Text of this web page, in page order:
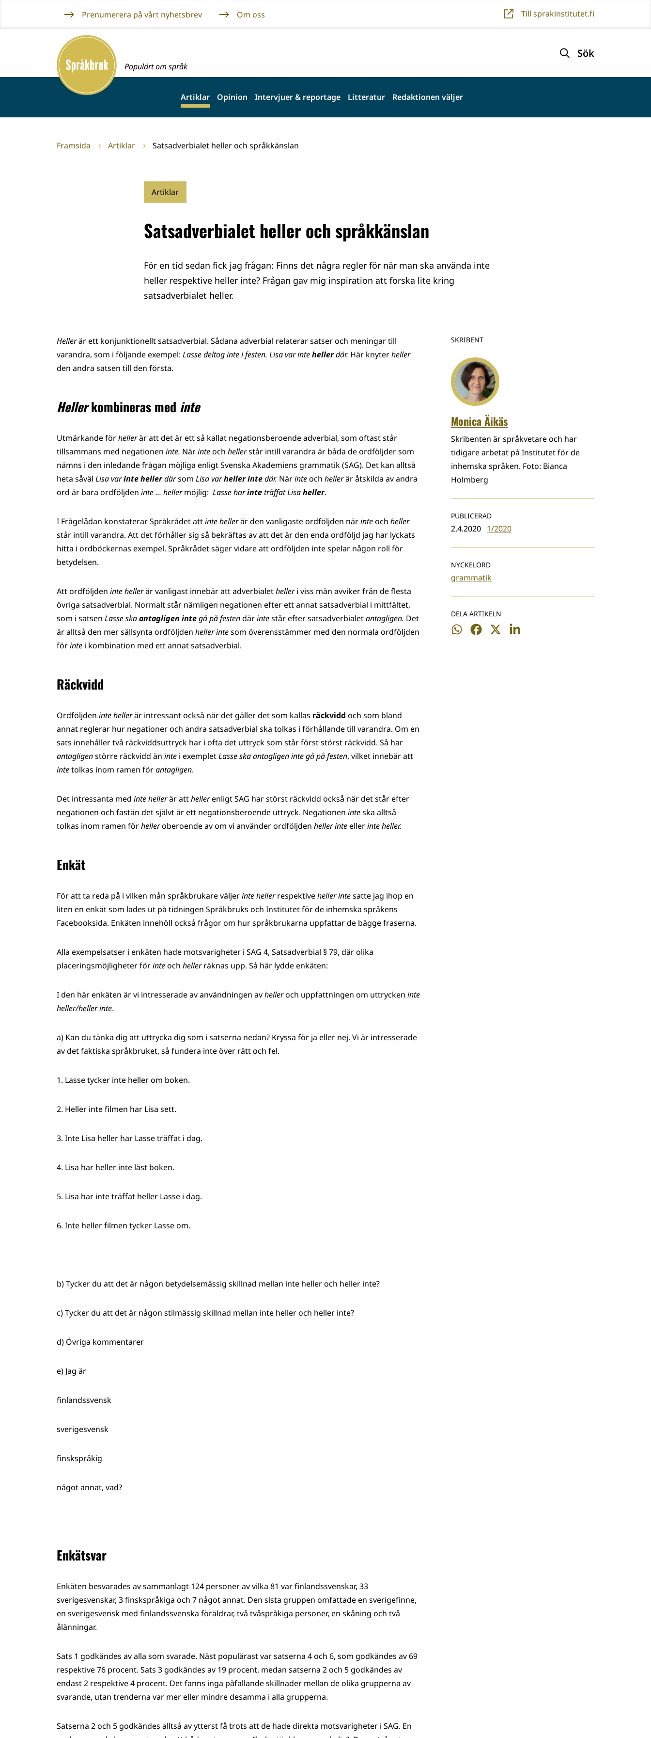
innehållet
Prenumerera på vårt nyhetsbrev Om oss Till sprakinstitutet.fi
Framsida
Populärt om språk
Sök
Artiklar Opinion Intervjuer & reportage Litteratur Redaktionen väljer
Framsida Artiklar Satsadverbialet heller och språkkänslan
Artiklar
Satsadverbialet heller och språkkänslan
För en tid sedan fick jag frågan: Finns det några regler för när man ska använda inte
heller respektive heller inte? Frågan gav mig inspiration att forska lite kring
satsadverbialet heller.
SKRIBENT
Monica Äikäs
Skribenten är språkvetare och har
tidigare arbetat på Institutet för de
inhemska språken. Foto: Bianca
Holmberg
PUBLICERAD
2.4.2020 1/2020
NYCKELORD
grammatik
DELA ARTIKELN
Dela
Dela
Dela
Dela
Hellerär ett konjunktionellt satsadverbial. Sådana adverbial relaterar satser och meningar till
varandra, som i följande exempel: Lasse deltog inte i festen. Lisa var intehellerdär. Här knyterheller
den andra satsen till den första.
Hellerkombineras med inte
Utmärkande förhellerär att det är ett så kallat negationsberoende adverbial, som oftast står
tillsammans med negationen inte. Närinteoch hellerstår intill varandra är båda de ordföljder som
nämns i den inledande frågan möjliga enligt Svenska Akademiens grammatik (SAG). Det kan alltså
heta såväl Lisa varinte hellerdärsom Lisa varheller intedär. Närinteoch hellerär åtskilda av andra
ord är bara ordföljden inte ... hellermöjlig: Lasse harinteträffat Lisaheller.
I Frågelådan konstaterar Språkrådet attinte hellerär den vanligaste ordföljden närinteoch heller
står intill varandra. Att det förhåller sig så bekräftas av att det är den enda ordföljd jag har lyckats
hitta i ordböckernas exempel. Språkrådet säger vidare att ordföljden inte spelar någon roll för
betydelsen.
Att ordföljden inte hellerär vanligast innebär att adverbialethelleri viss mån avviker från de flesta
övriga satsadverbial. Normalt står nämligen negationen efter ett annat satsadverbial i mittfältet,
som i satsen Lasse skaantagligen integå på festendärintestår efter satsadverbialetantagligen. Det
är alltså den mer sällsynta ordföljden heller intesom överensstämmer med den normala ordföljden
förinte i kombination med ett annat satsadverbial.
Räckvidd
Ordföljden inte hellerär intressant också när det gäller det som kallas räckvidd och som bland
annat reglerar hur negationer och andra satsadverbial ska tolkas i förhållande till varandra. Om en
sats innehåller två räckviddsuttryck har i ofta det uttryck som står först störst räckvidd. Så har
antagligenstörre räckvidd än inte i exempletLasse ska antagligen inte gå på festen, vilket innebär att
intetolkas inom ramen förantagligen.
Det intressanta med inte hellerär atthellerenligt SAG har störst räckvidd också när det står efter
negationen och fastän det självt är ett negationsberoende uttryck. Negationen inteska alltså
tolkas inom ramen förhelleroberoende av om vi använder ordföljden heller inteellerinte heller.
Enkät
För att ta reda på i vilken mån språkbrukare väljerinte hellerrespektiveheller intesatte jag ihop en
liten en enkät som lades ut på tidningen Språkbruks och Institutet för de inhemska språkens
Facebooksida. Enkäten innehöll också frågor om hur språkbrukarna uppfattar de bägge fraserna.
Alla exempelsatser i enkäten hade motsvarigheter i SAG 4, Satsadverbial § 79, där olika
placeringsmöjligheter förinteoch hellerräknas upp. Så här lydde enkäten:
I den här enkäten är vi intresserade av användningen avhelleroch uppfattningen om uttrycken inte
heller/heller inte.
a) Kan du tänka dig att uttrycka dig som i satserna nedan? Kryssa för ja eller nej. Vi är intresserade
av det faktiska språkbruket, så fundera inte över rätt och fel.
1. Lasse tycker inte heller om boken.
2. Heller inte filmen har Lisa sett.
3. Inte Lisa heller har Lasse träffat i dag.
4. Lisa har heller inte läst boken.
5. Lisa har inte träffat heller Lasse i dag.
6. Inte heller filmen tycker Lasse om.
b) Tycker du att det är någon betydelsemässig skillnad mellan inte heller och heller inte?
c) Tycker du att det är någon stilmässig skillnad mellan inte heller och heller inte?
d) Övriga kommentarer
e) Jag är
finlandssvensk
sverigesvensk
finskspråkig
något annat, vad?
Enkätsvar
Enkäten besvarades av sammanlagt 124 personer av vilka 81 var finlandssvenskar, 33
sverigesvenskar, 3 finskspråkiga och 7 något annat. Den sista gruppen omfattade en sverigefinne,
en sverigesvensk med finlandssvenska föräldrar, två tvåspråkiga personer, en skåning och två
ålänningar.
Sats 1 godkändes av alla som svarade. Näst populärast var satserna 4 och 6, som godkändes av 69
respektive 76 procent. Sats 3 godkändes av 19 procent, medan satserna 2 och 5 godkändes av
endast 2 respektive 4 procent. Det fanns inga påfallande skillnader mellan de olika grupperna av
svarande, utan trenderna var mer eller mindre desamma i alla grupperna.
Satserna 2 och 5 godkändes alltså av ytterst få trots att de hade direkta motsvarigheter i SAG. En